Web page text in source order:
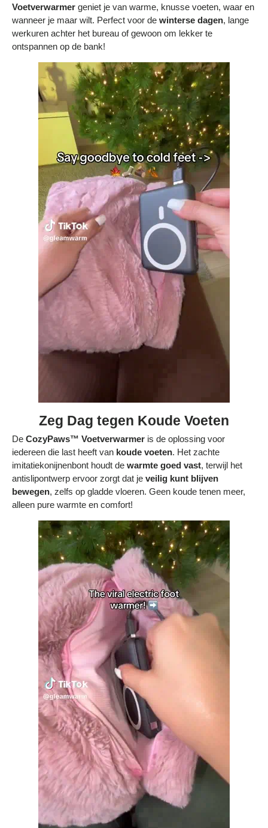
Alle categorieën
Bestelling volgen
Veelgestelde vragen
Servicevoorwaarden
Betaalmogelijkheden
Bestelling herroepen
Ruilen en retourneren
Bestellingen & levering
Algemene voorwaarden
Wij steunen KWF, doe je mee?
Voetverwarmer geniet je van warme, knusse voeten, waar en
wanneer je maar wilt. Perfect voor de winterse dagen, lange
werkuren achter het bureau of gewoon om lekker te
ontspannen op de bank!
Zeg Dag tegen Koude Voeten
De CozyPaws™ Voetverwarmer is de oplossing voor
iedereen die last heeft van koude voeten. Het zachte
imitatiekonijnenbont houdt de warmte goed vast, terwijl het
antislipontwerp ervoor zorgt dat je veilig kunt blijven
bewegen, zelfs op gladde vloeren. Geen koude tenen meer,
alleen pure warmte en comfort!